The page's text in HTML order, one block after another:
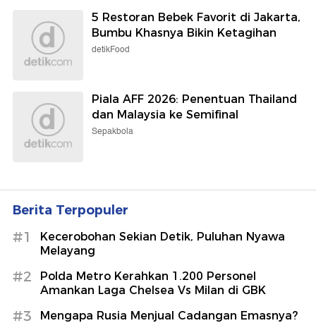
5 Restoran Bebek Favorit di Jakarta,
Bumbu Khasnya Bikin Ketagihan
detikFood
Piala AFF 2026: Penentuan Thailand
dan Malaysia ke Semifinal
Sepakbola
Berita Terpopuler
#1
Kecerobohan Sekian Detik, Puluhan Nyawa
Melayang
#2
Polda Metro Kerahkan 1.200 Personel
Amankan Laga Chelsea Vs Milan di GBK
#3 Mengapa Rusia Menjual Cadangan Emasnya?